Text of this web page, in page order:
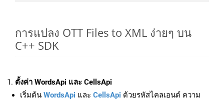
การแปลง OTT Files to XML ง่ายๆ บน
C++ SDK
ตั้งค่า WordsApi และ CellsApi
เริ่มต้น WordsApi และ CellsApi ด้วยรหัสไคลเอนต์ ความ